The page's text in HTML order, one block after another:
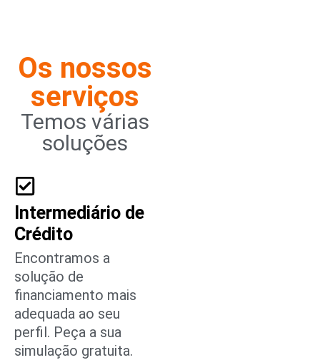
Os nossos
serviços
Temos várias
soluções
Intermediário de
Crédito
Encontramos a
solução de
financiamento mais
adequada ao seu
perfil. Peça a sua
simulação gratuita.